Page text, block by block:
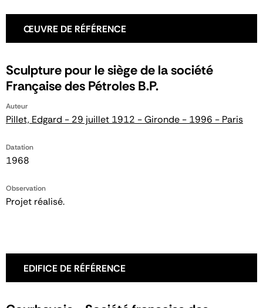
ŒUVRE DE RÉFÉRENCE
Sculpture pour le siège de la société
Française des Pétroles B.P.
Auteur
Pillet, Edgard - 29 juillet 1912 - Gironde - 1996 - Paris
Datation
1968
Observation
Projet réalisé.
EDIFICE DE RÉFÉRENCE